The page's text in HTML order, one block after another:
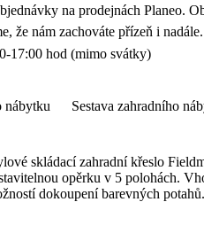
na prodejnách Planeo.
že nám zachováte přízeň i nadále.
17:00 hod (mimo svátky)
nábytku
Sestava zahradního
skládací zahradní křeslo
opěrku v 5 polohách.
dokoupení barevných potahů.